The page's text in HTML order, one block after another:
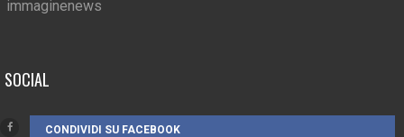
SOCIAL
CONDIVIDI SU FACEBOOK